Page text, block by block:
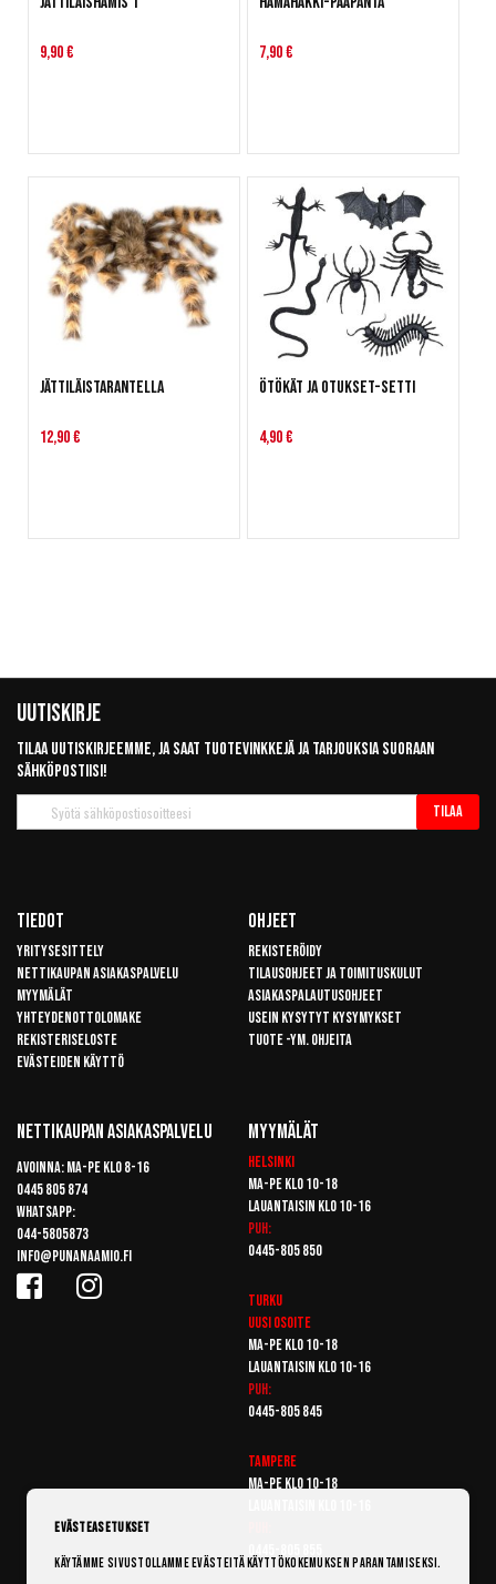
9,90 € 7,90 €
Jättiläistarantella
12,90 €
Ötökät ja otukset-setti
4,90 €
Uutiskirje
Tilaa uutiskirjeemme, ja saat tuotevinkkejä ja tarjouksia suoraan
sähköpostiisi!
uutiskirje
Tilaa
Tiedot
Yritysesittely
Nettikaupan asiakaspalvelu
Myymälät
Yhteydenottolomake
Rekisteriseloste
Evästeiden käyttö
Ohjeet
Rekisteröidy
Tilausohjeet ja toimituskulut
Asiakaspalautusohjeet
Usein kysytyt kysymykset
Tuote -ym. ohjeita
Nettikaupan Asiakaspalvelu
Avoinna: Ma-pe klo 8-16
0445 805 874
Whatsapp:
044-5805873
info@punanaamio.fi
Myymälät
Helsinki
Ma-pe klo 10-18
Lauantaisin klo 10-16
Puh:
0445-805 850
Turku
Uusi osoite
Ma-pe klo 10-18
Lauantaisin klo 10-16
Puh:
0445-805 845
Tampere
Ma-pe klo 10-18
Evästeasetukset
Käytämme sivustollamme evästeitä käyttökokemuksen parantamiseksi.